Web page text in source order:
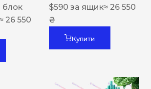
блок
26 550
$590 за ящик≈ 26 550
₴
Купити